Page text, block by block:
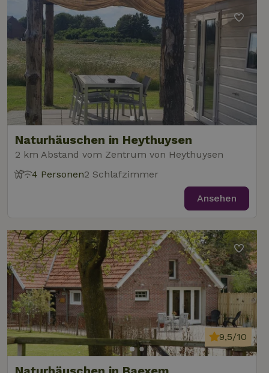
Naturhäuschen in Heythuysen
2 km Abstand vom Zentrum von Heythuysen
4 Personen2 Schlafzimmer
Ansehen
9,5/10